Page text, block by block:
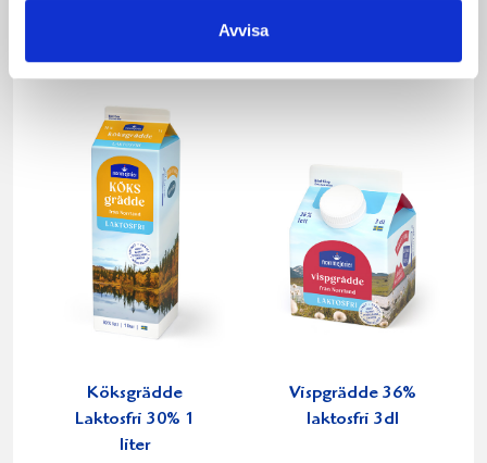
Avvisa
Köksgrädde
Laktosfri 30% 1
liter
Vispgrädde 36%
laktosfri 3dl